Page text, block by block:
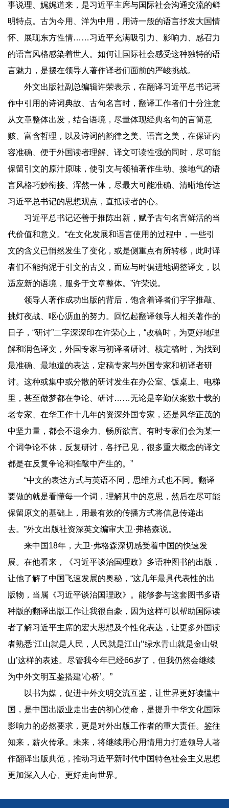
事说理、娓娓道来，是习近平主席与国际社会沟通交流的鲜
明特点。古为今用、洋为中用，用诗一般的语言抒发大国情
怀、展现东方性情……习近平充满吸引力、影响力、感召力
的语言风格感染着世人。如何让国际社会感受这种独特的语
言魅力，是摆在领导人著作译者们面前的严峻挑战。
外文出版社副总编辑许荣表示，在翻译习近平总书记著
作中引用的诗词典故、古句名言时，翻译工作者们十分注意
从文章整体出发，结合语境，尽量体现经典名句的言简意
赅、富含哲理，以及诗词的韵律之美、语言之美，在保证内
容准确、便于外国读者理解、译文可读性强的同时，尽可能
保留引文的原汁原味，使引文与领袖著作生动、接地气的语
言风格巧妙衔接、浑然一体，尽最大可能准确、清晰地传达
习近平总书记的思想观点，直抵读者的心。
习近平总书记还善于推陈出新，赋予古句名言鲜活的当
代价值和意义。“在文化发展和语言使用的过程中，一些引
文的含义已悄然发生了变化，或是侧重点有所转移，此时译
者们不能拘泥于引文的古义，而应与时俱进地调整译文，以
适应新的语境，服务于文章整体。”许荣说。
领导人著作成功出版的背后，饱含着译者们字字推敲、
挑灯夜战、呕心沥血的努力。回忆起翻译领导人相关著作的
日子，“研讨”二字深深印在许荣心上，“改稿时，为更好地理
解和润色译文，外国专家与初译者研讨。核定稿时，为找到
最准确、最地道的表达，定稿专家与外国专家和初译者研
讨。这种或集中或分散的研讨发生在办公室、饭桌上、电梯
里，甚至做梦都在争论、研讨……无论是辛勤伏案数十载的
老专家、在华工作十几年的资深外国专家，还是风华正茂的
中坚力量，都会不遗余力、畅所欲言。有时专家们会为某一
个词争论不休，反复研讨，各抒己见，很多重大概念的译文
都是在反复争论和推敲中产生的。”
“中文的表达方式与英语不同，思维方式也不同。翻译
要做的就是看懂每一个词，理解其中的意思，然后在尽可能
保留原文的基础上，用最有效的传播方式将信息传递出
去。”外文出版社资深英文编审大卫·弗格森说。
来中国18年，大卫·弗格森深切感受着中国的快速发
展。在他看来，《习近平谈治国理政》多语种图书的出版，
让他了解了中国飞速发展的奥秘，“这几年最具代表性的出
版物，当属《习近平谈治国理政》。能够参与这套图书多语
种版的翻译出版工作让我很自豪，因为这样可以帮助国际读
者了解习近平主席的宏大思想及个性化表达，让更多外国读
者熟悉‘江山就是人民，人民就是江山’‘绿水青山就是金山银
山’这样的表述。尽管我今年已经66岁了，但我仍然会继续
为中外文明互鉴搭建‘心桥’。”
以书为媒，促进中外文明交流互鉴，让世界更好读懂中
国，是中国出版业走出去的初心使命，是提升中华文化国际
影响力的必然要求，更是对外出版工作者的重大责任。鉴往
知来，薪火传承。未来，将继续用心用情用力打造领导人著
作翻译出版典范，推动习近平新时代中国特色社会主义思想
更加深入人心、更好走向世界。